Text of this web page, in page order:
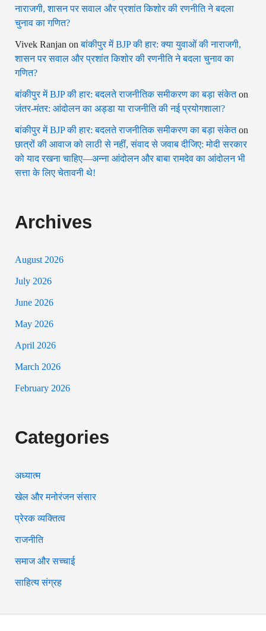
नाराजगी, शासन पर सवाल और प्रशांत किशोर की रणनीति ने बदला
चुनाव का गणित?
Vivek Ranjan onबांकीपुर में BJP की हार: क्या युवाओं की नाराजगी,
शासन पर सवाल और प्रशांत किशोर की रणनीति ने बदला चुनाव का
गणित?
बांकीपुर में BJP की हार: बदलते राजनीतिक समीकरण का बड़ा संकेतon
जंतर-मंतर: आंदोलन का अड्डा या राजनीति की नई प्रयोगशाला?
बांकीपुर में BJP की हार: बदलते राजनीतिक समीकरण का बड़ा संकेतon
छात्रों की आवाज को लाठी से नहीं, संवाद से जवाब दीजिए: मोदी सरकार
को याद रखना चाहिए—अन्ना आंदोलन और बाबा रामदेव का आंदोलन भी
सत्ता के लिए चेतावनी थे!
Archives
August 2026
July 2026
June 2026
May 2026
April 2026
March 2026
February 2026
Categories
अध्यात्म
खेल और मनोरंजन संसार
प्रेरक व्यक्तित्व
राजनीति
समाज और सच्चाई
साहित्य संग्रह